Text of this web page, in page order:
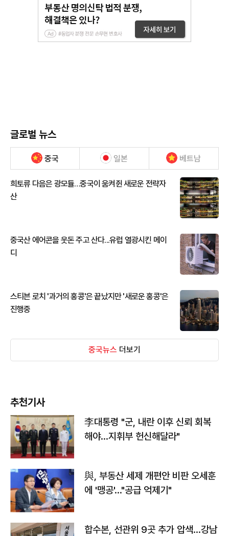
글로벌 뉴스
중국 일본 베트남
희토류 다음은 광모듈…중국이 움켜쥔 새로운 전략자
산
중국산 에어콘을 웃돈 주고 산다...유럽 열광시킨 메이
디
스티븐 로치 '과거의 홍콩'은 끝났지만 '새로운 홍콩'은
진행중
중국뉴스 더보기
추천기사
李대통령 "군, 내란 이후 신뢰 회복
해야…지휘부 헌신해달라"
與, 부동산 세제 개편안 비판 오세훈
에 '맹공'…"공급 억제기"
합수본, 선관위 9곳 추가 압색…강남